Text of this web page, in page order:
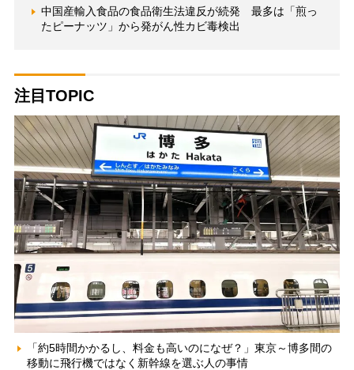
中国産輸入食品の食品衛生法違反が続発 最多は「煎っ
たピーナッツ」から発がん性カビ毒検出
注目TOPIC
「約5時間かかるし、料金も高いのになぜ？」東京～博多間の
移動に飛行機ではなく新幹線を選ぶ人の事情